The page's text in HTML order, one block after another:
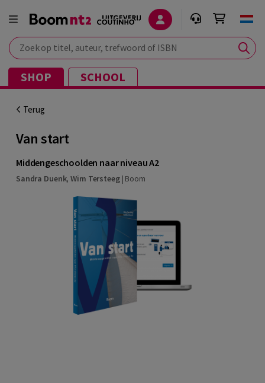
Zoek op titel, auteur, trefwoord of ISBN
SHOP SCHOOL
Terug
Van start
Middengeschoolden naar niveau A2
Sandra Duenk,Wim Tersteeg| Boom